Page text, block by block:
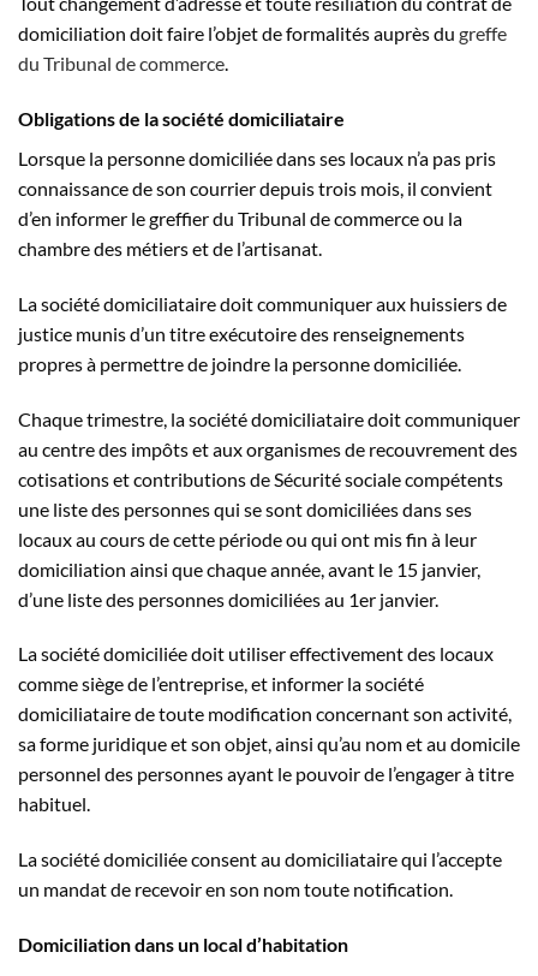
domiciliation doit faire l’objet de formalités auprès du greffe
du Tribunal de commerce.
Obligations de la société domiciliataire
Lorsque la personne domiciliée dans ses locaux n’a pas pris
connaissance de son courrier depuis trois mois, il convient
d’en informer le greffier du Tribunal de commerce ou la
chambre des métiers et de l’artisanat.
La société domiciliataire doit communiquer aux huissiers de
justice munis d’un titre exécutoire des renseignements
propres à permettre de joindre la personne domiciliée.
Chaque trimestre, la société domiciliataire doit communiquer
au centre des impôts et aux organismes de recouvrement des
cotisations et contributions de Sécurité sociale compétents
une liste des personnes qui se sont domiciliées dans ses
locaux au cours de cette période ou qui ont mis fin à leur
domiciliation ainsi que chaque année, avant le 15 janvier,
d’une liste des personnes domiciliées au 1er janvier.
La société domiciliée doit utiliser effectivement des locaux
comme siège de l’entreprise, et informer la société
domiciliataire de toute modification concernant son activité,
sa forme juridique et son objet, ainsi qu’au nom et au domicile
personnel des personnes ayant le pouvoir de l’engager à titre
habituel.
La société domiciliée consent au domiciliataire qui l’accepte
un mandat de recevoir en son nom toute notification.
Domiciliation dans un local d’habitation